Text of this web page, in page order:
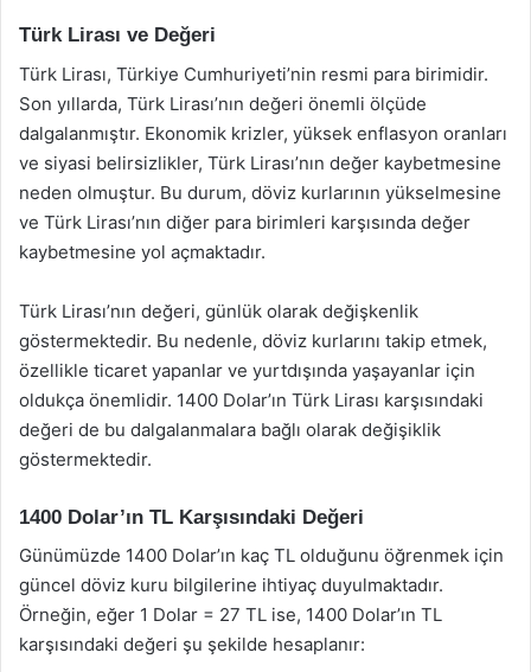
Türk Lirası ve Değeri
Türk Lirası, Türkiye Cumhuriyeti’nin resmi para birimidir.
Son yıllarda, Türk Lirası’nın değeri önemli ölçüde
dalgalanmıştır. Ekonomik krizler, yüksek enflasyon oranları
ve siyasi belirsizlikler, Türk Lirası’nın değer kaybetmesine
neden olmuştur. Bu durum, döviz kurlarının yükselmesine
ve Türk Lirası’nın diğer para birimleri karşısında değer
kaybetmesine yol açmaktadır.
Türk Lirası’nın değeri, günlük olarak değişkenlik
göstermektedir. Bu nedenle, döviz kurlarını takip etmek,
özellikle ticaret yapanlar ve yurtdışında yaşayanlar için
oldukça önemlidir. 1400 Dolar’ın Türk Lirası karşısındaki
değeri de bu dalgalanmalara bağlı olarak değişiklik
göstermektedir.
1400 Dolar’ın TL Karşısındaki Değeri
Günümüzde 1400 Dolar’ın kaç TL olduğunu öğrenmek için
güncel döviz kuru bilgilerine ihtiyaç duyulmaktadır.
Örneğin, eğer 1 Dolar = 27 TL ise, 1400 Dolar’ın TL
karşısındaki değeri şu şekilde hesaplanır: